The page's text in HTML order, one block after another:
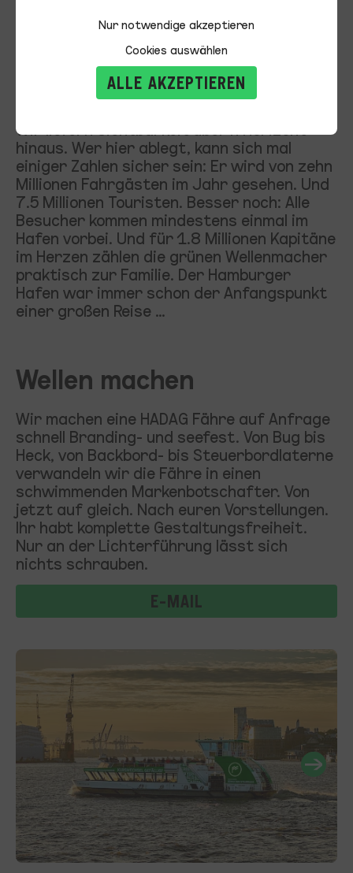
exzellente Resonanz entlang der
Waterkante. Von Elbphi bis zu den
Landungsbrücken und weiter. Digitaler
Schwell inklusive. Eine HADAG Fähre ist
schnell Talk-of-Port, schnell Talk-of-Town.
Wir liefern Sichtbarkeit über’n Horizont
hinaus. Wer hier ablegt, kann sich mal
einiger Zahlen sicher sein: Er wird von zehn
Millionen Fahrgästen im Jahr gesehen. Und
7.5 Millionen Touristen. Besser noch: Alle
Besucher kommen mindestens einmal im
Hafen vorbei. Und für 1.8 Millionen Kapitäne
im Herzen zählen die grünen Wellenmacher
praktisch zur Familie. Der Hamburger
Hafen war immer schon der Anfangspunkt
einer großen Reise …
Wellen machen
Wir machen eine HADAG Fähre auf Anfrage
schnell Branding- und seefest. Von Bug bis
Heck, von Backbord- bis Steuerbordlaterne
verwandeln wir die Fähre in einen
schwimmenden Markenbotschafter. Von
jetzt auf gleich. Nach euren Vorstellungen.
Ihr habt komplette Gestaltungsfreiheit.
Nur an der Lichterführung lässt sich
nichts schrauben.
E-MAIL
ALLE AKZEPTIEREN
Nur notwendige akzeptieren
Cookies auswählen